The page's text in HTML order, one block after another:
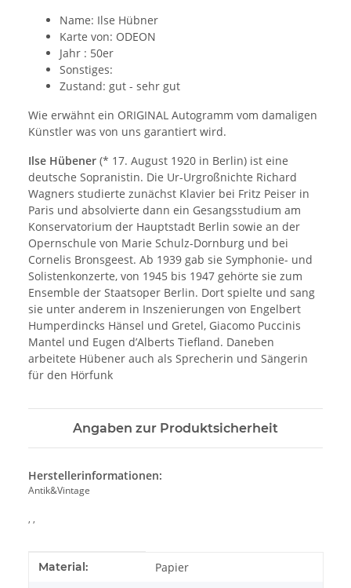
Name: Ilse Hübner
Karte von: ODEON
Jahr : 50er
Sonstiges:
Zustand: gut - sehr gut
Wie erwähnt ein ORIGINAL Autogramm vom damaligen
Künstler was von uns garantiert wird.
Ilse Hübener (* 17. August 1920 in Berlin) ist eine
deutsche Sopranistin. Die Ur-Urgroßnichte Richard
Wagners studierte zunächst Klavier bei Fritz Peiser in
Paris und absolvierte dann ein Gesangsstudium am
Konservatorium der Hauptstadt Berlin sowie an der
Opernschule von Marie Schulz-Dornburg und bei
Cornelis Bronsgeest. Ab 1939 gab sie Symphonie- und
Solistenkonzerte, von 1945 bis 1947 gehörte sie zum
Ensemble der Staatsoper Berlin. Dort spielte und sang
sie unter anderem in Inszenierungen von Engelbert
Humperdincks Hänsel und Gretel, Giacomo Puccinis
Mantel und Eugen d’Alberts Tiefland. Daneben
arbeitete Hübener auch als Sprecherin und Sängerin
für den Hörfunk
Angaben zur Produktsicherheit
Herstellerinformationen:
Antik&Vintage
, ,
Produkteigenschaft
Wert
Material: Papier